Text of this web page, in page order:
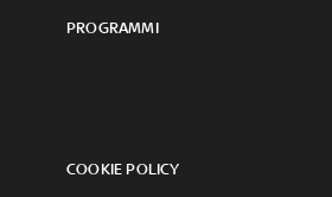
PROGRAMMI
COOKIE POLICY